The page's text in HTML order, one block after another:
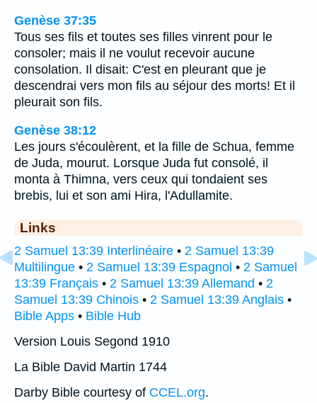
Genèse 37:35
Tous ses fils et toutes ses filles vinrent pour le
consoler; mais il ne voulut recevoir aucune
consolation. Il disait: C'est en pleurant que je
descendrai vers mon fils au séjour des morts! Et il
pleurait son fils.
Genèse 38:12
Les jours s'écoulèrent, et la fille de Schua, femme
de Juda, mourut. Lorsque Juda fut consolé, il
monta à Thimna, vers ceux qui tondaient ses
brebis, lui et son ami Hira, l'Adullamite.
Links
2 Samuel 13:39 Interlinéaire • 2 Samuel 13:39
Multilingue • 2 Samuel 13:39 Espagnol • 2 Samuel
13:39 Français • 2 Samuel 13:39 Allemand • 2
Samuel 13:39 Chinois • 2 Samuel 13:39 Anglais •
Bible Apps • Bible Hub
Version Louis Segond 1910
La Bible David Martin 1744
Darby Bible courtesy of CCEL.org.